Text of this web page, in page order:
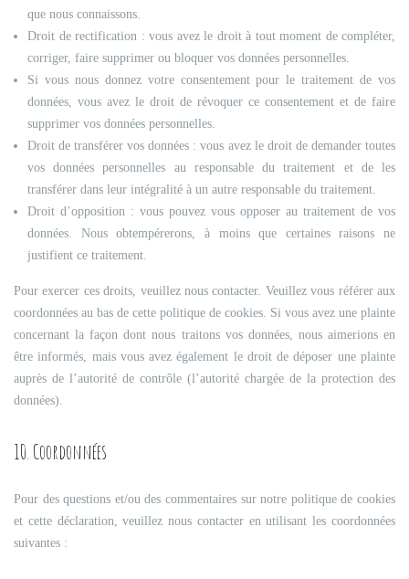
que nous connaissons.
Droit de rectification : vous avez le droit à tout moment de compléter,
corriger, faire supprimer ou bloquer vos données personnelles.
Si vous nous donnez votre consentement pour le traitement de vos
données, vous avez le droit de révoquer ce consentement et de faire
supprimer vos données personnelles.
Droit de transférer vos données : vous avez le droit de demander toutes
vos données personnelles au responsable du traitement et de les
transférer dans leur intégralité à un autre responsable du traitement.
Droit d’opposition : vous pouvez vous opposer au traitement de vos
données. Nous obtempérerons, à moins que certaines raisons ne
justifient ce traitement.
Pour exercer ces droits, veuillez nous contacter. Veuillez vous référer aux
coordonnées au bas de cette politique de cookies. Si vous avez une plainte
concernant la façon dont nous traitons vos données, nous aimerions en
être informés, mais vous avez également le droit de déposer une plainte
auprès de l’autorité de contrôle (l’autorité chargée de la protection des
données).
10. Coordonnées
Pour des questions et/ou des commentaires sur notre politique de cookies
et cette déclaration, veuillez nous contacter en utilisant les coordonnées
suivantes :